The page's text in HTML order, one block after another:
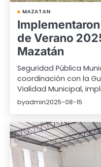
MAZATAN
de Verano
Mazatán
Seguridad Pública
coordinación con la
Vialidad Municipal,
byadmin2025-08-15